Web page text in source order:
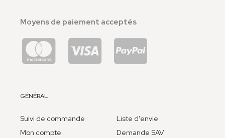
Moyens de paiement acceptés
GÉNÉRAL
Suivi de commande
Mon compte
Liste d'envie
Demande SAV